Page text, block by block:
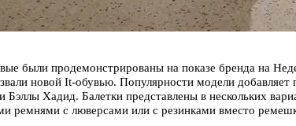
были продемонстрированы на показе бренда на
новой It-обувью. Популярности модели добавляет
Хадид. Балетки представлены в нескольких
ремнями с люверсами или с резинками вместо